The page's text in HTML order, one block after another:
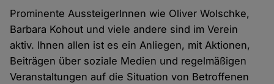
Prominente AussteigerInnen wie Oliver Wolschke,
Barbara Kohout und viele andere sind im Verein
aktiv. Ihnen allen ist es ein Anliegen, mit Aktionen,
Beiträgen über soziale Medien und regelmäßigen
Veranstaltungen auf die Situation von Betroffenen